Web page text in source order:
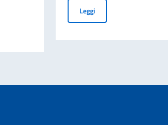
la dott.ssa Dalfovo di ADASIM (Fondazione Dante
LeggiL’Ambasciatore